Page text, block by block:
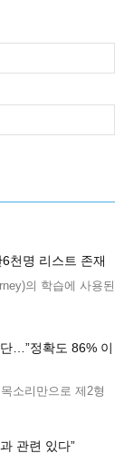
천명 리스트 존재
의 학습에 사용된
…”정확도 86% 이
소리만으로 제2형
관련 있다”